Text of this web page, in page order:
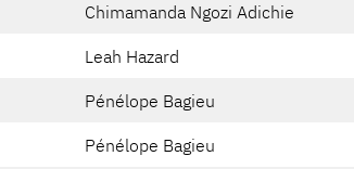
Chimamanda Ngozi Adichie
Leah Hazard
Pénélope Bagieu
Pénélope Bagieu